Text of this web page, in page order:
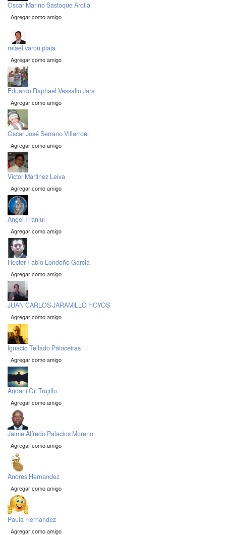
Oscar Marino Sastoque Ardila
Agregar como amigo
rafael varon plata
Agregar como amigo
Eduardo Raphael Vassallo Jara
Agregar como amigo
Oscar José Serrano Villarroel
Agregar como amigo
Victor Martinez Leiva
Agregar como amigo
Angel Franjul
Agregar como amigo
Hector Fabio Londoño Garcia
Agregar como amigo
JUAN CARLOS JARAMILLO HOYOS
Agregar como amigo
Ignacio Tellado Painceiras
Agregar como amigo
Aridani Gil Trujillo
Agregar como amigo
Jaime Alfredo Palacios Moreno
Agregar como amigo
Andres Hernandez
Agregar como amigo
Paula Hernandez
Agregar como amigo